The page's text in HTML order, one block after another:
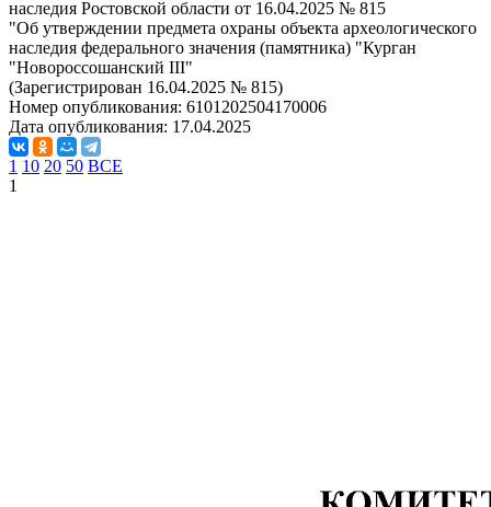
наследия Ростовской области от 16.04.2025 № 815
"Об утверждении предмета охраны объекта археологического
наследия федерального значения (памятника) "Курган
"Новороссошанский III"
(Зарегистрирован 16.04.2025 № 815)
Номер опубликования: 6101202504170006
Дата опубликования: 17.04.2025
1 10 20 50 ВСЕ
1